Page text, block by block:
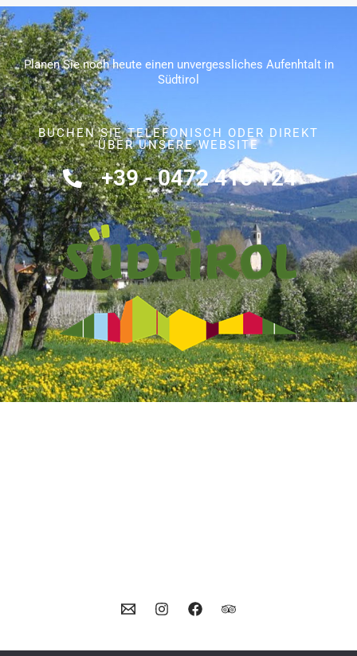
Planen Sie noch heute einen unvergessliches Aufenhtalt in
Südtirol
BUCHEN SIE TELEFONISCH ODER DIREKT
ÜBER UNSERE WEBSITE
+39 - 0472 415 124